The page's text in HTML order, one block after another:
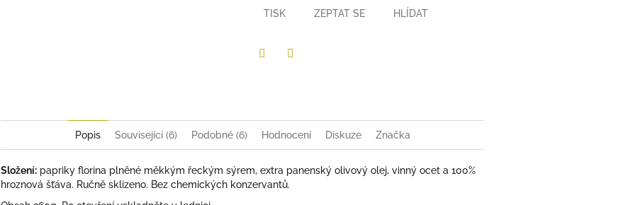
TISK ZEPTAT SE HLÍDAT
Popis Související (6) Podobné (6) Hodnocení Diskuze Značka
Složení: papriky florina plněné měkkým řeckým sýrem, extra panenský olivový olej, vinný ocet a 100%
hroznová šťáva. Ručně sklizeno. Bez chemických konzervantů.